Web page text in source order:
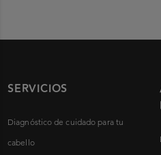
SERVICIOS
Diagnóstico de cuidado para tu
cabello